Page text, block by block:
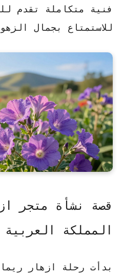
فنية متكاملة تقدم
للاستمتاع بجمال
قصة نشأة متجر
المملكة
بدأت رحلة ازهار ريما